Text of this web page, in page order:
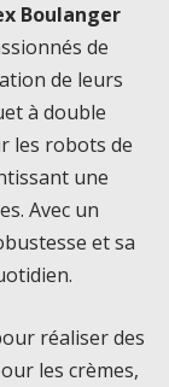
Boulanger
de
de leurs
à double
les robots de
une
Avec un
et sa
réaliser des
les crèmes,